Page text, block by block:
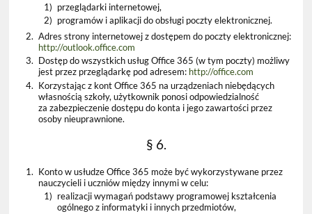
1) przeglądarki internetowej,
2) programów i aplikacji do obsługi poczty elektronicznej.
2. Adres strony internetowej z dostępem do poczty elektronicznej:
http://outlook.office.com
3. Dostęp do wszystkich usług Office 365 (w tym poczty) możliwy
jest przez przeglądarkę pod adresem: http://office.com
4. Korzystając z kont Office 365 na urządzeniach niebędących
własnością szkoły, użytkownik ponosi odpowiedzialność
za zabezpieczenie dostępu do konta i jego zawartości przez
osoby nieuprawnione.
§ 6.
1. Konto w usłudze Office 365 może być wykorzystywane przez
nauczycieli i uczniów między innymi w celu:
1) realizacji wymagań podstawy programowej kształcenia
ogólnego z informatyki i innych przedmiotów,